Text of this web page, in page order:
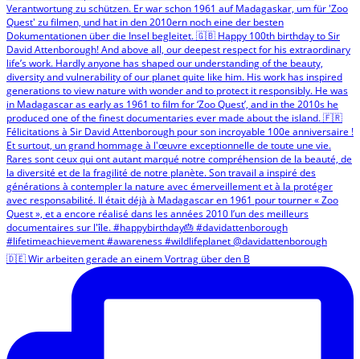
🇩🇪 Wir arbeiten gerade an einem Vortrag über den B